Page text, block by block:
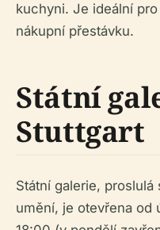
kuchyni. Je ideální
nákupní přestávku.
Státní
Stuttgart
Státní galerie,
umění, je otevřena od